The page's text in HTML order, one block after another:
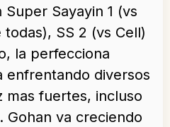
Sayayin 1 (vs
SS 2 (vs Cell)
la perfecciona
enfrentando diversos
mas fuertes, incluso
Gohan va creciendo